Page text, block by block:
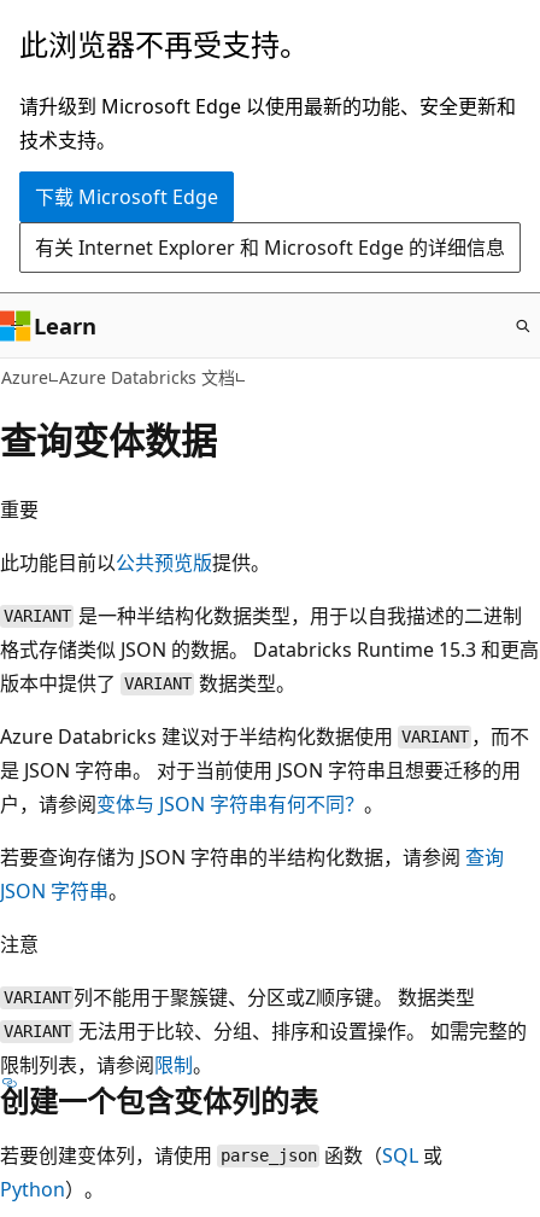
跳
主
要
内
此浏览器不再受支持。
请升级到 Microsoft Edge 以使用最新的功能、安全更新和
技术支持。
下载 Microsoft Edge
有关 Internet Explorer 和 Microsoft Edge 的详细信息
Learn
Azure Azure Databricks 文档
查询变体数据
重要
此功能目前以公共预览版提供。
VARIANT 是一种半结构化数据类型，用于以自我描述的二进制
格式存储类似 JSON 的数据。 Databricks Runtime 15.3 和更高
版本中提供了 VARIANT 数据类型。
Azure Databricks 建议对于半结构化数据使用 VARIANT ，而不
是 JSON 字符串。 对于当前使用 JSON 字符串且想要迁移的用
户，请参阅变体与 JSON 字符串有何不同？ 。
若要查询存储为 JSON 字符串的半结构化数据，请参阅 查询
JSON 字符串。
注意
VARIANT 列不能用于聚簇键、分区或Z顺序键。 数据类型
VARIANT 无法用于比较、分组、排序和设置操作。 如需完整的
限制列表，请参阅限制。
创建一个包含变体列的表
若要创建变体列，请使用 parse_json 函数（SQL 或
Python）。